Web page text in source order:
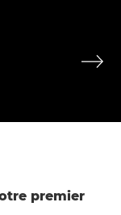
premier